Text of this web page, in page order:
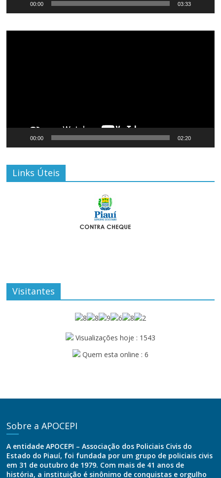
00:00 03:33
00:00 02:20
Links Úteis
Visitantes
Visualizações hoje : 1543
Quem esta online : 6
Sobre a APOCEPI
A entidade APOCEPI – Associação dos Policiais Civis do
Estado do Piauí, foi fundada por um grupo de policiais civis
em 31 de outubro de 1979. Com mais de 41 anos de
história, a instituição é sinônimo de conquistas e orgulho